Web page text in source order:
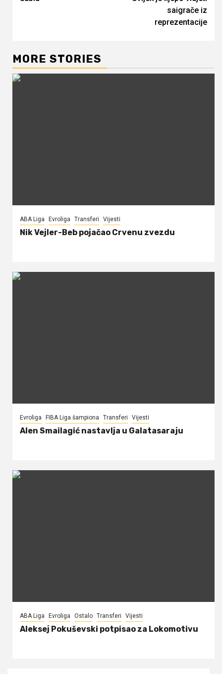
saigrače iz
reprezentacije
MORE STORIES
ABA Liga Evroliga Transferi Vijesti
Nik Vejler-Beb pojačao Crvenu zvezdu
Evroliga FIBA Liga šampiona Transferi Vijesti
Alen Smailagić nastavlja u Galatasaraju
ABA Liga Evroliga Ostalo Transferi Vijesti
Aleksej Pokuševski potpisao za Lokomotivu